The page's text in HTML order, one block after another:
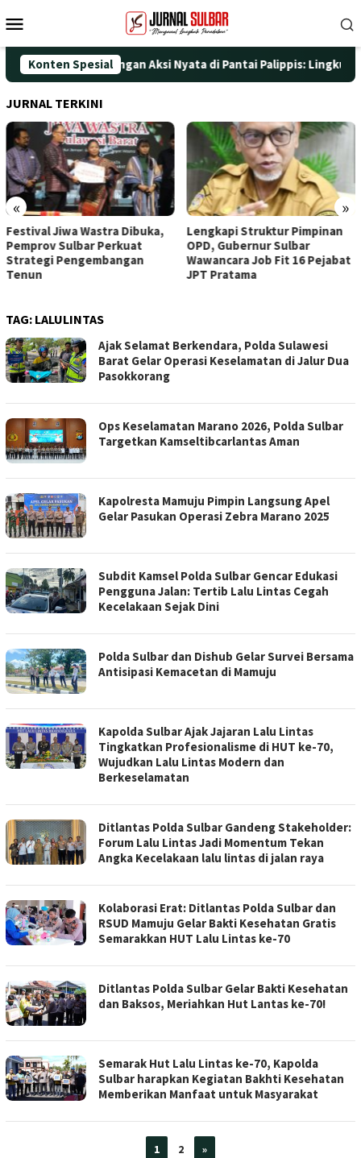
ke
Mobile
Konten Spesial
HUT ke-25 dengan Aksi Nyata di Pantai Palippis: Lingkungan
JURNAL TERKINI
« »
Lengkapi Struktur Pimpinan
OPD, Gubernur Sulbar
Wawancara Job Fit 16 Pejabat
Awali Penghunian
Doa, Wagub Sulbar
Tinggali Rujab Hasil
TAG: LALULINTAS
Ajak Selamat Berkendara, Polda Sulawesi
Barat Gelar Operasi Keselamatan di Jalur Dua
Pasokkorang
Ops Keselamatan Marano 2026, Polda Sulbar
Targetkan Kamseltibcarlantas Aman
Kapolresta Mamuju Pimpin Langsung Apel
Gelar Pasukan Operasi Zebra Marano 2025
Subdit Kamsel Polda Sulbar Gencar Edukasi
Pengguna Jalan: Tertib Lalu Lintas Cegah
Kecelakaan Sejak Dini
Polda Sulbar dan Dishub Gelar Survei Bersama
Antisipasi Kemacetan di Mamuju
Kapolda Sulbar Ajak Jajaran Lalu Lintas
Tingkatkan Profesionalisme di HUT ke-70,
Wujudkan Lalu Lintas Modern dan
Berkeselamatan
Ditlantas Polda Sulbar Gandeng Stakeholder:
Forum Lalu Lintas Jadi Momentum Tekan
Angka Kecelakaan lalu lintas di jalan raya
Kolaborasi Erat: Ditlantas Polda Sulbar dan
RSUD Mamuju Gelar Bakti Kesehatan Gratis
Semarakkan HUT Lalu Lintas ke-70
Ditlantas Polda Sulbar Gelar Bakti Kesehatan
dan Baksos, Meriahkan Hut Lantas ke-70!
Semarak Hut Lalu Lintas ke-70, Kapolda
Sulbar harapkan Kegiatan Bakhti Kesehatan
Memberikan Manfaat untuk Masyarakat
1 2 »